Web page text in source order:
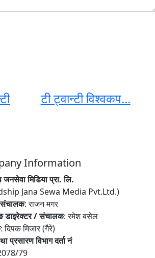
टी ट्वान्टी विश्वकप...
Information
मिडिया प्रा. लि.
Jana Sewa Media Pvt.Ltd.)
संचालक: राजन मगर
डाइरेक्टर / संचालक: रमेश बसेल
: दिपक मिजार (गैरे)
प्रसारण विभाग दर्ता नं
79